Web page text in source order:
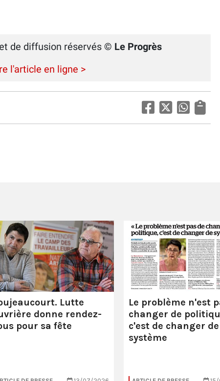
de diffusion réservés © Le Progrès
l'article en ligne >
Lutte
donne rendez-
pour sa fête
Le problème n'est
changer de
c'est de changer de
système